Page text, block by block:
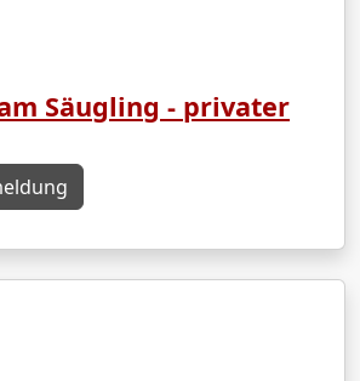
Säugling - privater